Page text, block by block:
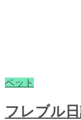
ペット
フレブル